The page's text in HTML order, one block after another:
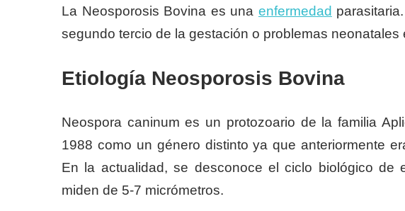
La Neosporosis Bovina es una enfermedad
segundo tercio de la gestación o problemas neonatales
Etiología Neosporosis Bovina
Neospora caninum es un protozoario de la familia
1988 como un género distinto ya que anteriormente
En la actualidad, se desconoce el ciclo biológico de
miden de 5-7 micrómetros.